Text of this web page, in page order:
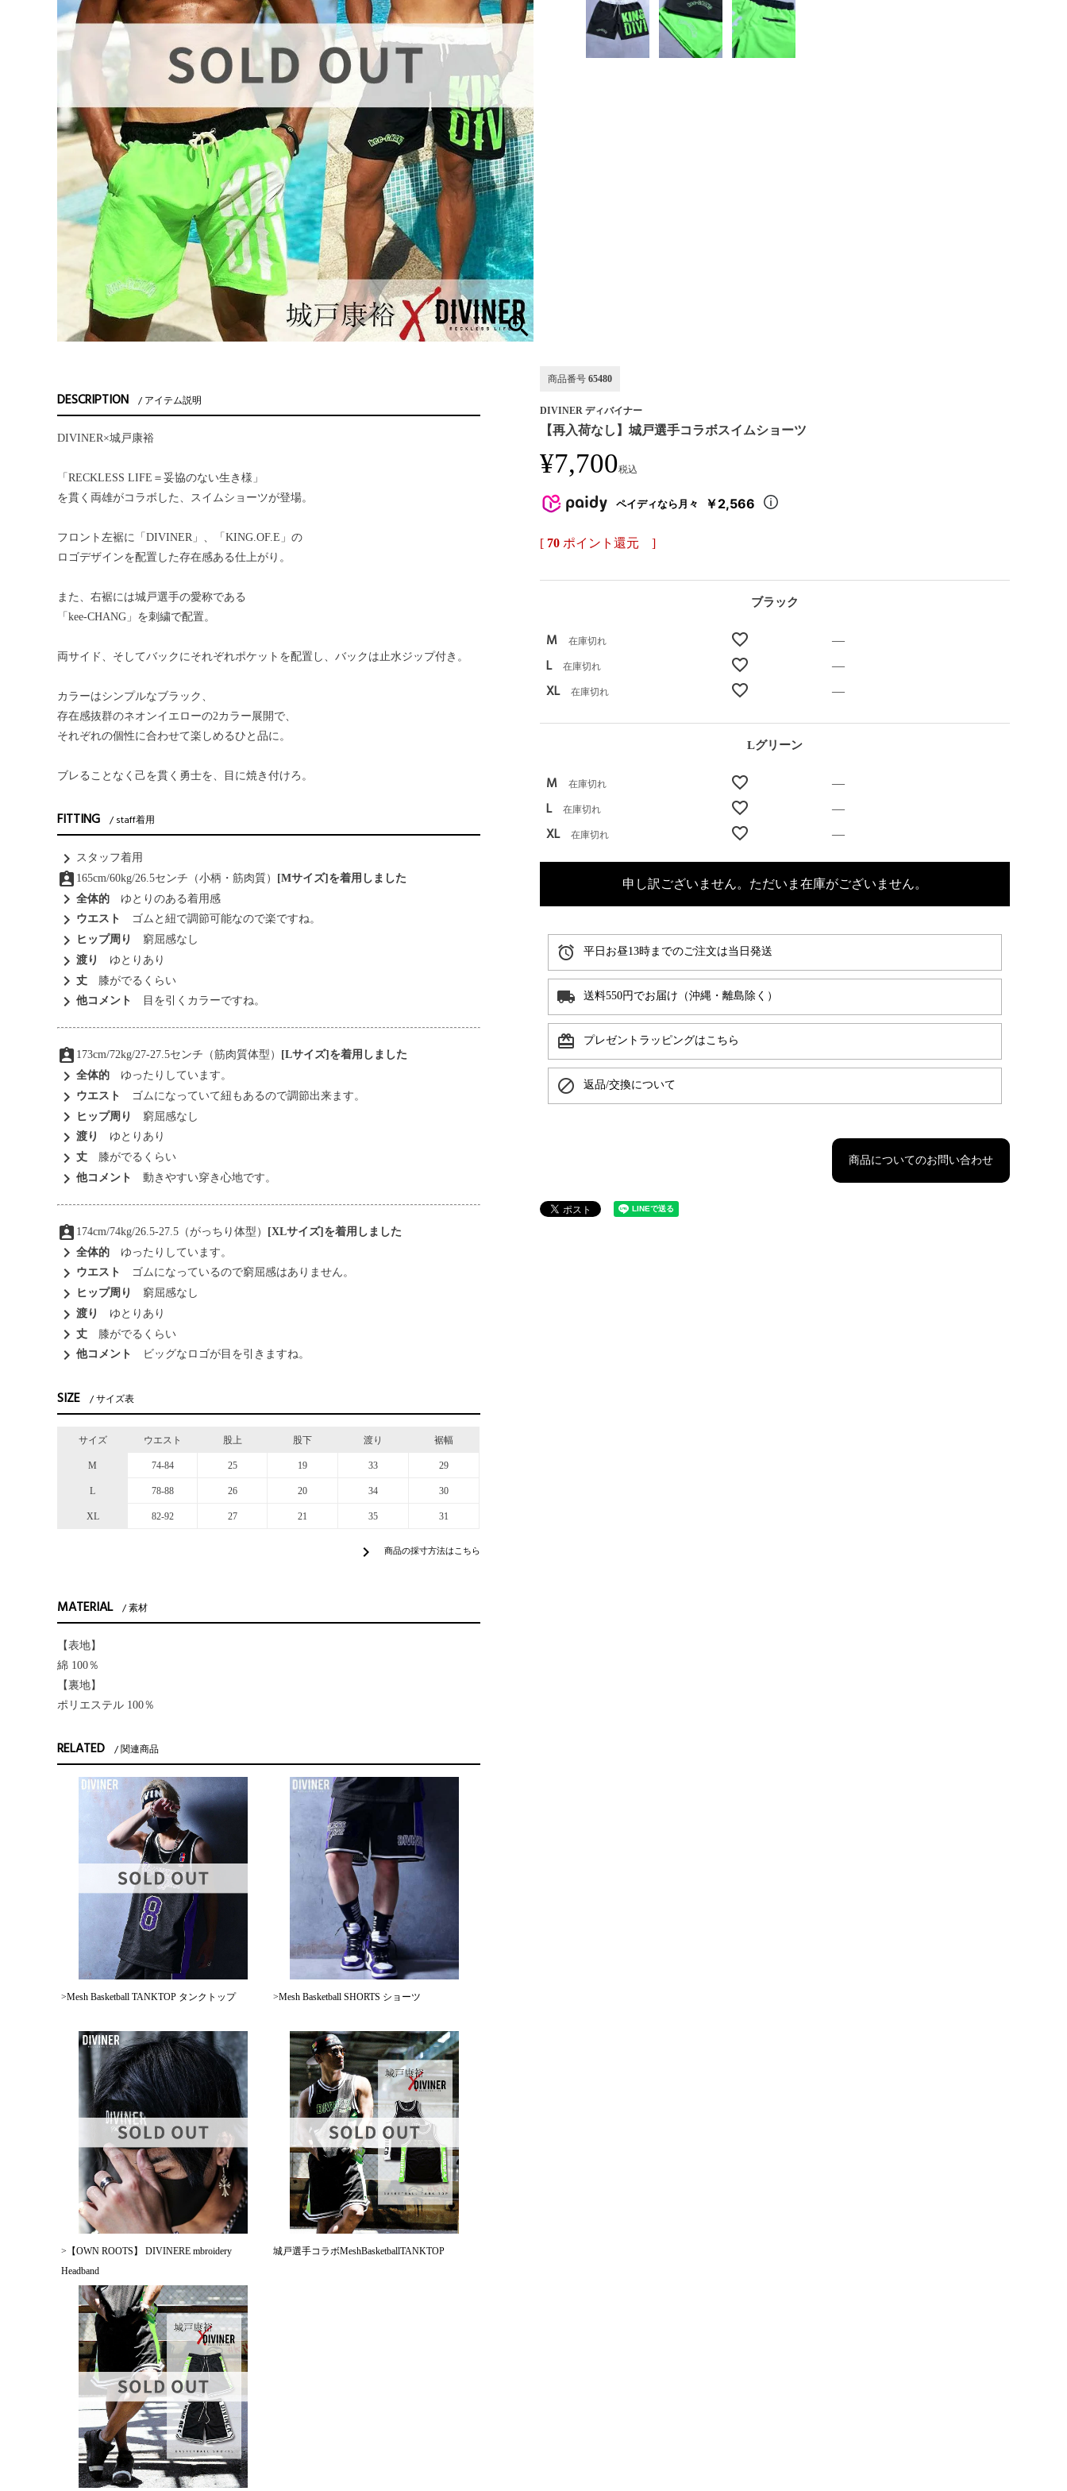
DESCRIPTION アイテム説明
DIVINER×城戸康裕
「RECKLESS LIFE＝妥協のない生き様」
を貫く両雄がコラボした、スイムショーツが登場。
フロント左裾に「DIVINER」、「KING.OF.E」の
ロゴデザインを配置した存在感ある仕上がり。
また、右裾には城戸選手の愛称である
「kee-CHANG」を刺繍で配置。
両サイド、そしてバックにそれぞれポケットを配置し、バックは止水ジップ付き。
カラーはシンプルなブラック、
存在感抜群のネオンイエローの2カラー展開で、
それぞれの個性に合わせて楽しめるひと品に。
ブレることなく己を貫く勇士を、目に焼き付けろ。
FITTING staff着用
chevron_right スタッフ着用
assignment_ind 165cm/60kg/26.5センチ（小柄・筋肉質） [Mサイズ]を着用しました
chevron_right 全体的 ゆとりのある着用感
chevron_right ウエスト ゴムと紐で調節可能なので楽ですね。
chevron_right ヒップ周り 窮屈感なし
chevron_right 渡り ゆとりあり
chevron_right 丈 膝がでるくらい
chevron_right 他コメント 目を引くカラーですね。
assignment_ind 173cm/72kg/27-27.5センチ（筋肉質体型） [Lサイズ]を着用しました
chevron_right 全体的 ゆったりしています。
chevron_right ウエスト ゴムになっていて紐もあるので調節出来ます。
chevron_right ヒップ周り 窮屈感なし
chevron_right 渡り ゆとりあり
chevron_right 丈 膝がでるくらい
chevron_right 他コメント 動きやすい穿き心地です。
assignment_ind 174cm/74kg/26.5-27.5（がっちり体型） [XLサイズ]を着用しました
chevron_right 全体的 ゆったりしています。
chevron_right ウエスト ゴムになっているので窮屈感はありません。
chevron_right ヒップ周り 窮屈感なし
chevron_right 渡り ゆとりあり
chevron_right 丈 膝がでるくらい
chevron_right 他コメント ビッグなロゴが目を引きますね。
SIZE サイズ表
サイズ ウエスト 股上 股下 渡り 裾幅
M 74-84 25 19 33 29
L 78-88 26 20 34 30
XL 82-92 27 21 35 31
chevron_right 商品の採寸方法はこちら
MATERIAL 素材
【表地】
綿 100％
【裏地】
ポリエステル 100％
RELATED 関連商品
>Mesh Basketball TANKTOP タンクトップ >Mesh Basketball SHORTS ショーツ
>【OWN ROOTS】 DIVINERE mbroidery
Headband
城戸選手コラボMeshBasketballTANKTOP
商品番号 65480
DIVINER ディバイナー
【再入荷なし】城戸選手コラボスイムショーツ
¥7,700税込
ペイディなら月々 ￥2,566
[ 70 ポイント還元 ]
ブラック
M 在庫切れ —
L 在庫切れ —
XL 在庫切れ —
Lグリーン
M 在庫切れ —
L 在庫切れ —
XL 在庫切れ —
申し訳ございません。ただいま在庫がございません。
alarm 平日お昼13時までのご注文は当日発送
local_shipping 送料550円でお届け（沖縄・離島除く）
card_giftcard プレゼントラッピングはこちら
block 返品/交換について
商品についてのお問い合わせ